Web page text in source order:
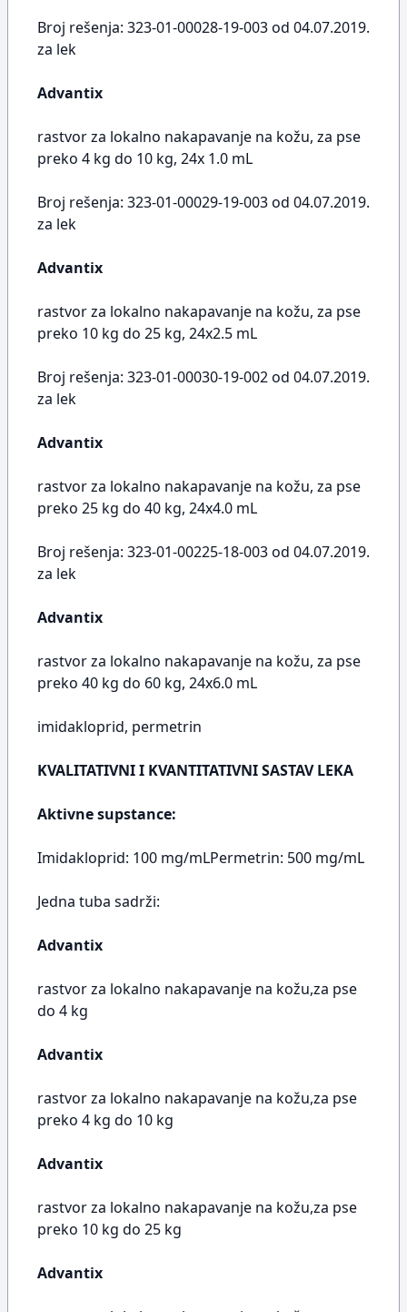
Broj rešenja: 323-01-00028-19-003 od 04.07.2019.
za lek
Advantix
rastvor za lokalno nakapavanje na kožu, za pse
preko 4 kg do 10 kg, 24x 1.0 mL
Broj rešenja: 323-01-00029-19-003 od 04.07.2019.
za lek
Advantix
rastvor za lokalno nakapavanje na kožu, za pse
preko 10 kg do 25 kg, 24x2.5 mL
Broj rešenja: 323-01-00030-19-002 od 04.07.2019.
za lek
Advantix
rastvor za lokalno nakapavanje na kožu, za pse
preko 25 kg do 40 kg, 24x4.0 mL
Broj rešenja: 323-01-00225-18-003 od 04.07.2019.
za lek
Advantix
rastvor za lokalno nakapavanje na kožu, za pse
preko 40 kg do 60 kg, 24x6.0 mL
imidakloprid, permetrin
KVALITATIVNI I KVANTITATIVNI SASTAV LEKA
Aktivne supstance:
Imidakloprid: 100 mg/mLPermetrin: 500 mg/mL
Jedna tuba sadrži:
Advantix
rastvor za lokalno nakapavanje na kožu,za pse
do 4 kg
Advantix
rastvor za lokalno nakapavanje na kožu,za pse
preko 4 kg do 10 kg
Advantix
rastvor za lokalno nakapavanje na kožu,za pse
preko 10 kg do 25 kg
Advantix